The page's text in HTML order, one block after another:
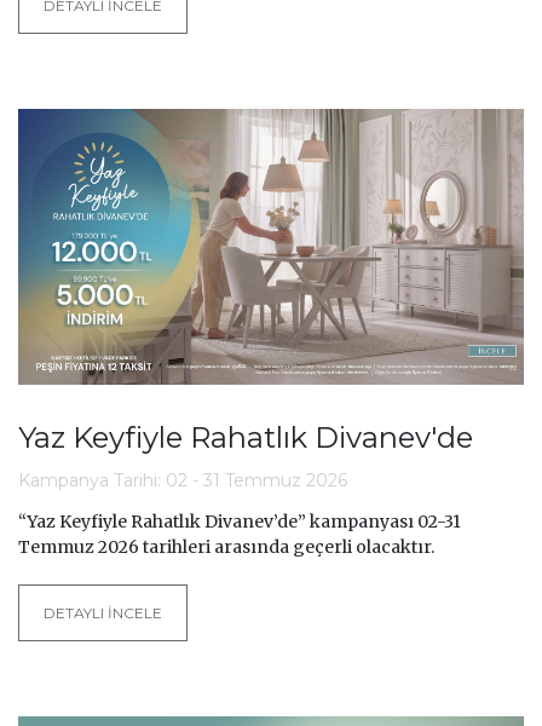
DETAYLI İNCELE
Yaz Keyfiyle Rahatlık Divanev'de
Kampanya Tarihi: 02 - 31 Temmuz 2026
“Yaz Keyfiyle Rahatlık Divanev’de” kampanyası 02-31
Temmuz 2026 tarihleri arasında geçerli olacaktır.
DETAYLI İNCELE